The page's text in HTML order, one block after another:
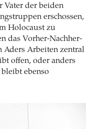
Vater der beiden
erschossen,
Holocaust zu
das Vorher-Nachher-
Aders Arbeiten zentral
offen, oder anders
ebenso